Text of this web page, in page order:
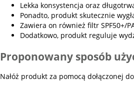
Lekka konsystencja oraz
Ponadto, produkt skutecznie
Zawiera on również filtr SPF50+/
Dodatkowo, produkt reguluje
Proponowany sposób
Nałóż produkt za pomocą dołączonej